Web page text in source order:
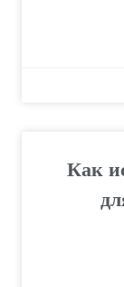
Как